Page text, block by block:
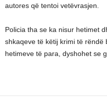
autores që tentoi vetëvrasjen.
Policia tha se ka nisur hetimet
shkaqeve të këtij krimi të rëndë
hetimeve të para, dyshohet se